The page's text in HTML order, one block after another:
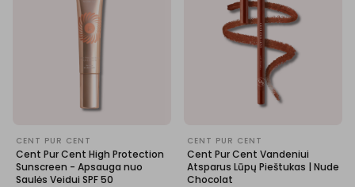
CENT PUR CENT
Cent Pur Cent High Protection
Sunscreen - Apsauga nuo
Saulės Veidui SPF 50
CENT PUR CENT
Cent Pur Cent Vandeniui
Atsparus Lūpų Pieštukas | Nude
Chocolat